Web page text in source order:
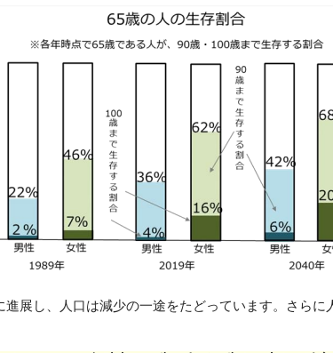
展し、人口は減少の一途をたどっています。さら